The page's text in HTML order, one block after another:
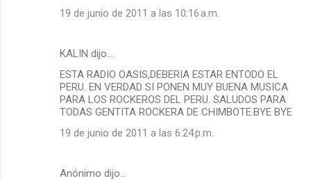
19 de junio de 2011 a las 10:16 a.m.
KALIN dijo…
ESTA RADIO OASIS,DEBERIA ESTAR ENTODO EL
PERU. EN VERDAD SI PONEN MUY BUENA MUSICA
PARA LOS ROCKEROS DEL PERU. SALUDOS PARA
TODAS GENTITA ROCKERA DE CHIMBOTE.BYE BYE
19 de junio de 2011 a las 6:24 p.m.
Anónimo dijo…